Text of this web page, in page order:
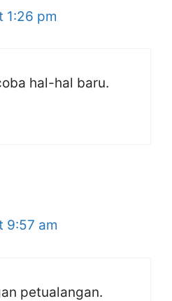
1:26 pm
hal-hal baru.
9:57 am
petualangan.